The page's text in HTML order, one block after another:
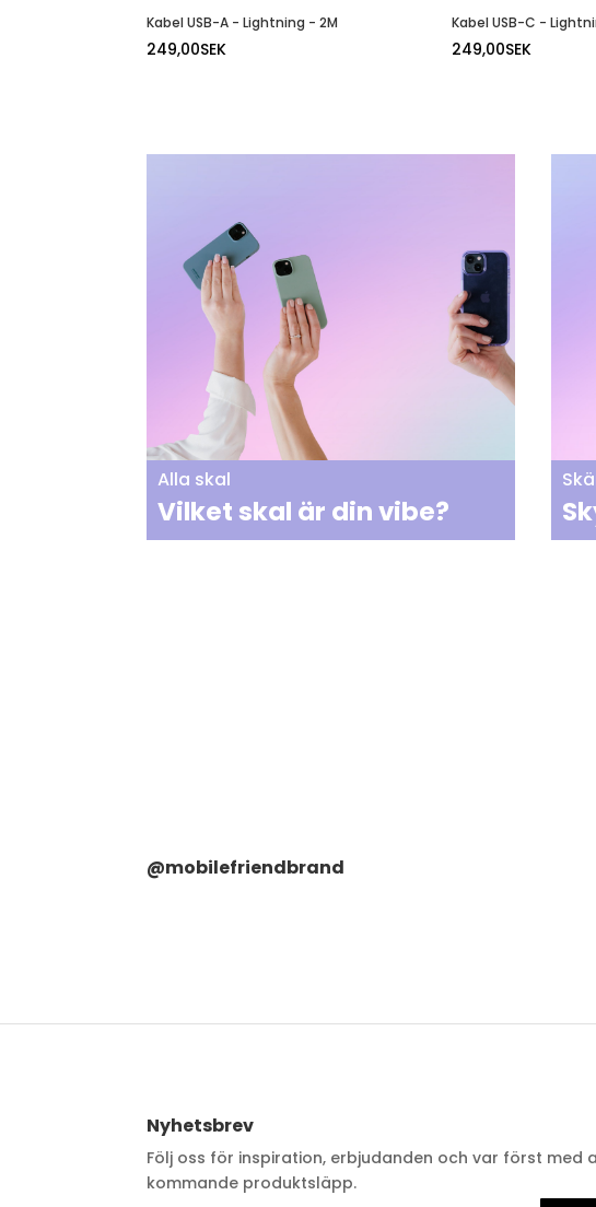
Kabel USB-A - Lightning - 2M
249,00SEK
Kabel USB-C -
249,00SEK
Alla skal
Vilket skal är din vibe?
@mobilefriendbrand
Nyhetsbrev
Följ oss för inspiration, erbjudanden och var först med
kommande produktsläpp.